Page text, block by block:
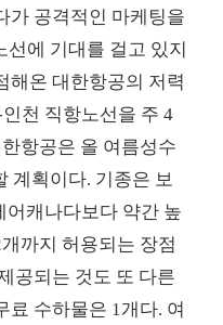
가 공격적인 마케팅을
에 기대를 걸고 있지
해온 대한항공의 저력
천 직항노선을 주 4
항공은 올 여름성수
계획이다. 기종은 보
어캐나다보다 약간 높
까지 허용되는 장점
공되는 것도 또 다른
료 수하물은 1개다. 여